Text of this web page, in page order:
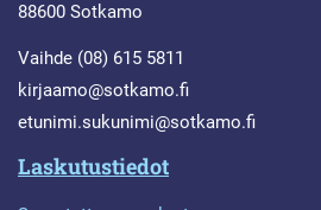
88600 Sotkamo
Vaihde (08) 615 5811
kirjaamo@sotkamo.fi
etunimi.sukunimi@sotkamo.fi
Laskutustiedot